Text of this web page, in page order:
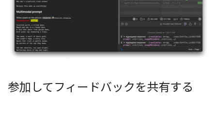
参加してフィードバックを共有する